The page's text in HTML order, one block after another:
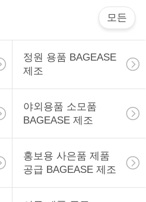
모든
정원 용품 BAGEASE
제조
야외용품 소모품
BAGEASE 제조
홍보용 사은품 제품
공급 BAGEASE 제조